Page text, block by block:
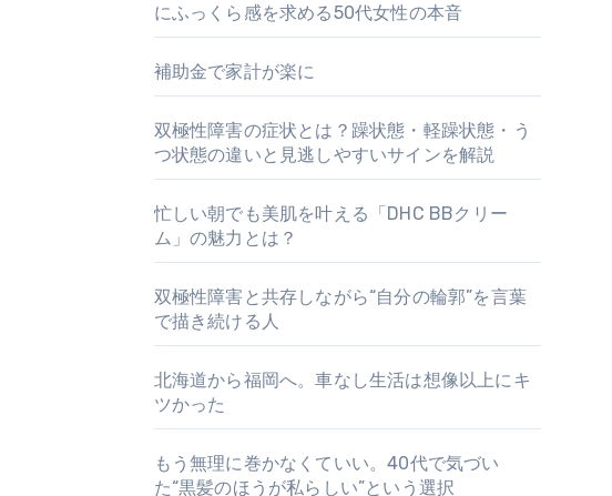
にふっくら感を求める50代女性の本音
補助金で家計が楽に
双極性障害の症状とは？躁状態・軽躁状態・う
つ状態の違いと見逃しやすいサインを解説
忙しい朝でも美肌を叶える「DHC BBクリー
ム」の魅力とは？
双極性障害と共存しながら“自分の輪郭”を言葉
で描き続ける人
北海道から福岡へ。車なし生活は想像以上にキ
ツかった
もう無理に巻かなくていい。40代で気づい
た“黒髪のほうが私らしい”という選択